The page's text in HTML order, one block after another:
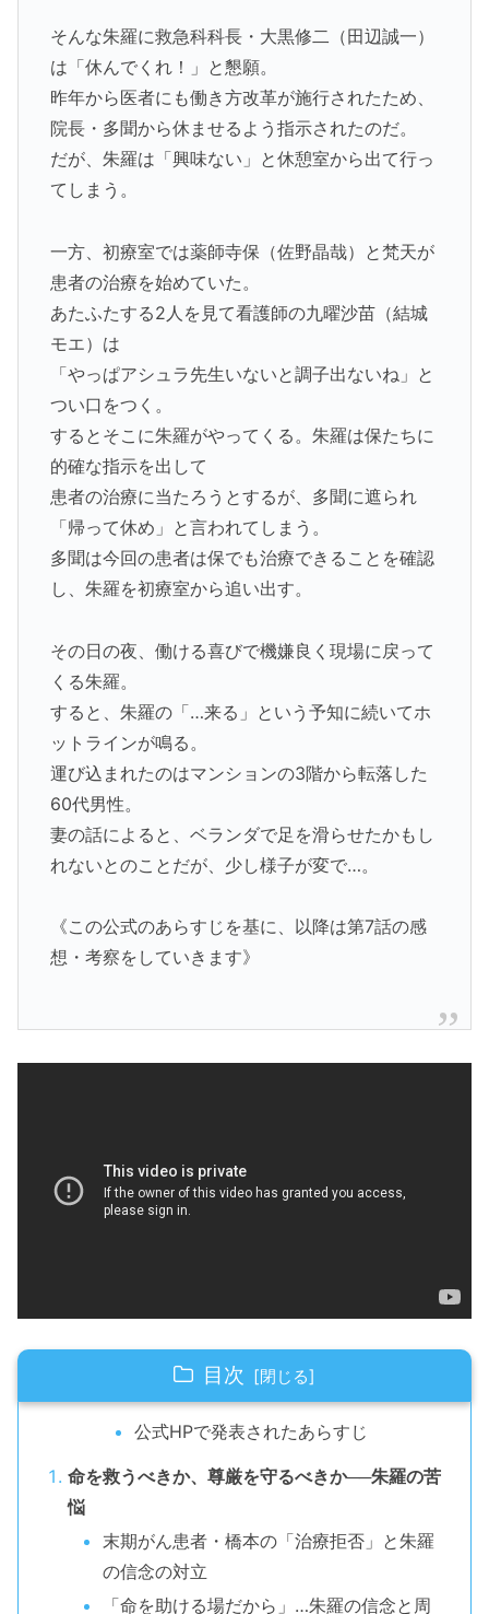
そんな朱羅に救急科科長・大黒修二（田辺誠一）
は「休んでくれ！」と懇願。
昨年から医者にも働き方改革が施行されたため、
院長・多聞から休ませるよう指示されたのだ。
だが、朱羅は「興味ない」と休憩室から出て行っ
てしまう。
一方、初療室では薬師寺保（佐野晶哉）と梵天が
患者の治療を始めていた。
あたふたする2人を見て看護師の九曜沙苗（結城
モエ）は
「やっぱアシュラ先生いないと調子出ないね」と
つい口をつく。
するとそこに朱羅がやってくる。朱羅は保たちに
的確な指示を出して
患者の治療に当たろうとするが、多聞に遮られ
「帰って休め」と言われてしまう。
多聞は今回の患者は保でも治療できることを確認
し、朱羅を初療室から追い出す。
その日の夜、働ける喜びで機嫌良く現場に戻って
くる朱羅。
すると、朱羅の「…来る」という予知に続いてホ
ットラインが鳴る。
運び込まれたのはマンションの3階から転落した
60代男性。
妻の話によると、ベランダで足を滑らせたかもし
れないとのことだが、少し様子が変で…。
《この公式のあらすじを基に、以降は第7話の感
想・考察をしていきます》
目次
公式HPで発表されたあらすじ
命を救うべきか、尊厳を守るべきか──朱羅の苦
悩
末期がん患者・橋本の「治療拒否」と朱羅
の信念の対立
「命を助ける場だから」…朱羅の信念と周